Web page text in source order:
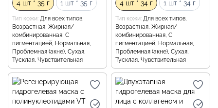
4 шт * 35 г 1 шт * 35 г
Тип кожи Для всех типов,
Возрастная, Жирная/
комбинированная, С
пигментацией, Нормальная,
Проблемная (акне), Сухая,
Тусклая, Чувствительная
4 шт * 34 г 1 шт * 34 г
Тип кожи Для всех типов,
Возрастная, Жирная/
комбинированная, С
пигментацией, Нормальная,
Проблемная (акне), Сухая,
Тусклая, Чувствительная